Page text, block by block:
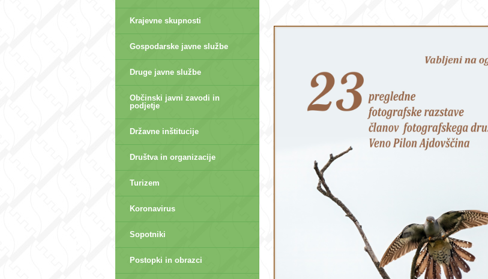
Krajevne skupnosti
Gospodarske javne službe
Druge javne službe
Občinski javni zavodi in
podjetje
Državne inštitucije
Društva in organizacije
Turizem
Koronavirus
Sopotniki
Postopki in obrazci